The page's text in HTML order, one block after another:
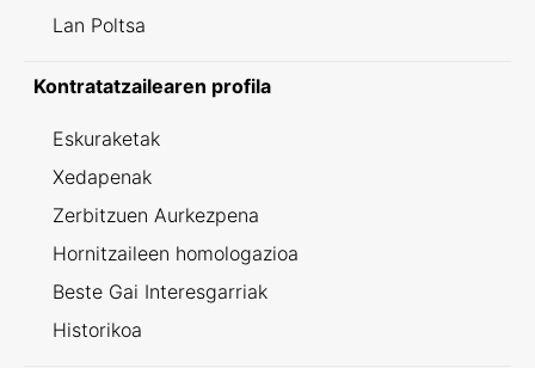
Lan Poltsa
Kontratatzailearen profila
Eskuraketak
Xedapenak
Zerbitzuen Aurkezpena
Hornitzaileen homologazioa
Beste Gai Interesgarriak
Historikoa